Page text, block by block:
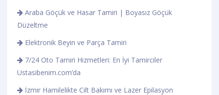
Araba Göçük ve Hasar Tamiri | Boyasız Göçük
Düzeltme
Elektronik Beyin ve Parça Tamiri
7/24 Oto Tamiri Hizmetleri: En İyi Tamirciler
Ustasibenim.com’da
İzmir Hamilelikte Cilt Bakımı ve Lazer Epilasyon